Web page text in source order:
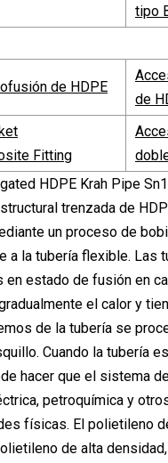
tipo
de HDPE
de
Fitting
trenzada de
un proceso de
a la tubería flexible. Las
en estado de fusión en
el calor y
de la tubería se
Cuando la tubería
hacer que el sistema
petroquímica y
físicas. El polietileno
de alta